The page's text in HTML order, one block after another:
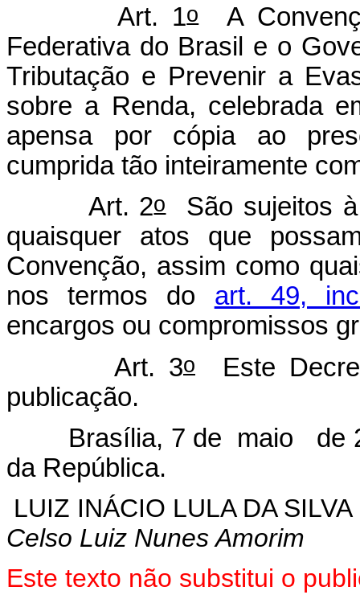
Art. 1oA
Federativa do Brasil e o
Tributação e Prevenir a
sobre a Renda, celebrada
apensa por cópia ao
cumprida tão inteiramente
Art. 2oSão sujeitos à
quaisquer atos que
Convenção, assim como
nos termos do art. 49,
encargos ou compromissos
Art. 3o
Este
publicação.
Brasília, 7 de maio de
da República.
LUIZ INÁCIO LULA DA SILVA
Celso Luiz Nunes Amorim
Este texto não substitui o